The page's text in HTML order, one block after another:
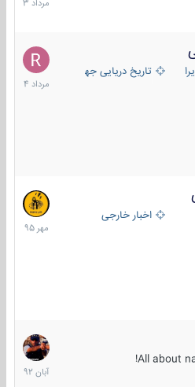
تاریخ دریایی جهان
16
مرداد
1404
اخبار خارجی
27
مهر
1395
All about
22
آبان
1392